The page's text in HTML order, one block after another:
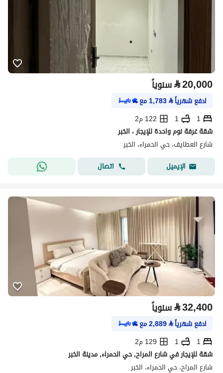
⃁20,000 سنوياً
ادفع شهرياً⃁
1,783مع
1
1
122 م2
شقة غرفة نوم واحدة للإيجار ، الخبر
شارع العطايف، حي الحمراء، الخبر
الإيميل
اتصال
⃁32,400 سنوياً
ادفع شهرياً⃁
2,889مع
1
1
129 م2
شقة للإيجار في شارع المراح, حي الحمراء, مدينة الخبر
شارع المراح، حي الحمراء، الخبر